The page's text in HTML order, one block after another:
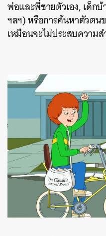
พ่อและพี่ชายตัวเอง, เด็ก
ฯลฯ) หรือการค้นหาตัวต
เหมือนจะไม่ประสบความส